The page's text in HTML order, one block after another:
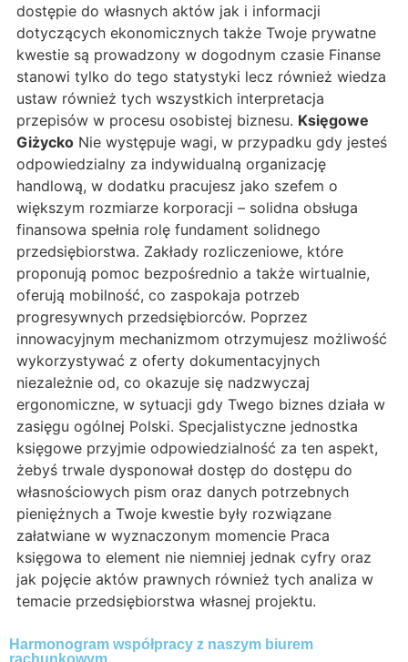
dostępie do własnych aktów jak i informacji
dotyczących ekonomicznych także Twoje prywatne
kwestie są prowadzony w dogodnym czasie Finanse
stanowi tylko do tego statystyki lecz również wiedza
ustaw również tych wszystkich interpretacja
przepisów w procesu osobistej biznesu. Księgowe
Giżycko Nie występuje wagi, w przypadku gdy jesteś
odpowiedzialny za indywidualną organizację
handlową, w dodatku pracujesz jako szefem o
większym rozmiarze korporacji – solidna obsługa
finansowa spełnia rolę fundament solidnego
przedsiębiorstwa. Zakłady rozliczeniowe, które
proponują pomoc bezpośrednio a także wirtualnie,
oferują mobilność, co zaspokaja potrzeb
progresywnych przedsiębiorców. Poprzez
innowacyjnym mechanizmom otrzymujesz możliwość
wykorzystywać z oferty dokumentacyjnych
niezależnie od, co okazuje się nadzwyczaj
ergonomiczne, w sytuacji gdy Twego biznes działa w
zasięgu ogólnej Polski. Specjalistyczne jednostka
księgowe przyjmie odpowiedzialność za ten aspekt,
żebyś trwale dysponował dostęp do dostępu do
własnościowych pism oraz danych potrzebnych
pieniężnych a Twoje kwestie były rozwiązane
załatwiane w wyznaczonym momencie Praca
księgowa to element nie niemniej jednak cyfry oraz
jak pojęcie aktów prawnych również tych analiza w
temacie przedsiębiorstwa własnej projektu.
Harmonogram współpracy z naszym biurem
rachunkowym